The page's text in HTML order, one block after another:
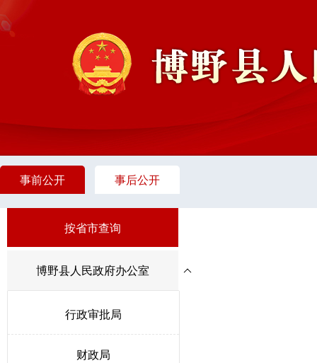
事前公开 事后公开
按省市查询
博野县人民政府办公室
行政审批局
财政局